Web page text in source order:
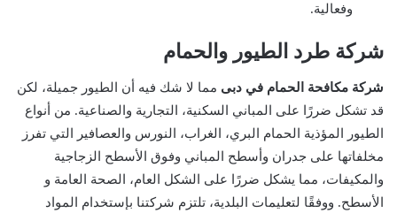
وفعالية.
شركة طرد الطيور والحمام
شركة مكافحة الحمام في دبى مما لا شك فيه أن الطيور جميلة، لكن
قد تشكل ضررًا على المباني السكنية، التجارية والصناعية. من أنواع
الطيور المؤذية الحمام البري، الغراب، النورس والعصافير التي تفرز
مخلفاتها على جدران وأسطح المباني وفوق الأسطح الزجاجية
والمكيفات، مما يشكل ضررًا على الشكل العام، الصحة العامة و
الأسطح. ووفقًا لتعليمات البلدية، تلتزم شركتنا بإستخدام المواد